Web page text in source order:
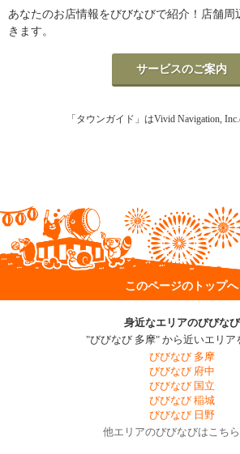
あなたのお店情報をびびなびで紹介！店舗周
きます。
サービスのご案内
「タウンガイド」はVivid Navigation,
このページのトップへ
身近なエリアのびびなび
"びびなび 多摩" から近いエリア
びびなび 多摩
びびなび 府中
びびなび 国立
びびなび 稲城
びびなび 日野
他エリアのびびなびはこち